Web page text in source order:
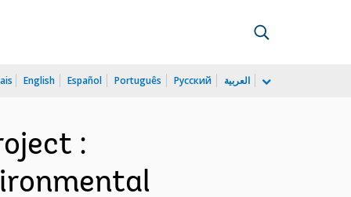
English Español Português Русский العربية
: